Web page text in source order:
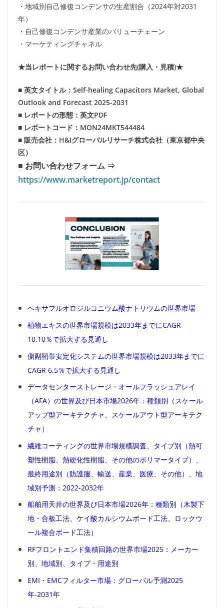
・地域別自己修復コンデンサの生産割合（2024年対2031
年）
・自己修復コンデンサ産業のバリューチェーン
・マーケティングチャネル
★当レポートに関するお問い合わせ先(購入・見積)★
■ 英文タイトル：Self-healing Capacitors Market, Global
Outlook and Forecast 2025-2031
■ レポートの形態：英文PDF
■ レポートコード：MON24MKT544484
■ 販売会社：H&Iグローバルリサーチ株式会社（東京都中央
区）
■ お問い合わせフォーム ⇒
https://www.marketreport.jp/contact
ヘキサフルオロジルコニウム酸ナトリウムの世界市場
植物エキスの世界市場規模は2033年までにCAGR
10.10％で拡大する見通し
側副靭帯安定化システムの世界市場規模は2033年までに
CAGR 6.5％で拡大する見通し
データセンターストレージ・オールフラッシュアレイ
（AFA）の世界及び日本市場2026年：種類別（スケール
アップ型アーキテクチャ、スケールアウト型アーキテク
チャ）
繊維コーティングの世界市場規模調査、タイプ別（熱可
塑性樹脂、熱硬化性樹脂、その他のポリマータイプ）、
最終用途別（防護服、輸送、産業、医療、その他）、地
域別予測：2022-2032年
船舶用天井の世界及び日本市場2026年：種類別（木製下
地・合板工法、ケイ酸カルシウムボード工法、ロックウ
ール複合ボード工法）
RFフロントエンド集積回路の世界市場2025：メーカー
別、地域別、タイプ・用途別
EMI・EMCフィルター市場：グローバル予測2025
年-2031年